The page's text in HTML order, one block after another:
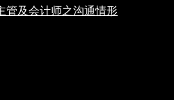
管及会计师之沟通情形